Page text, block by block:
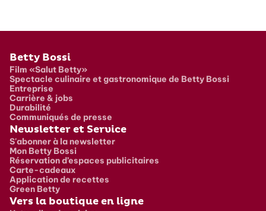
Pied de page
Betty Bossi
Film «Salut Betty»
Spectacle culinaire et gastronomique de Betty Bossi
Entreprise
Carrière & jobs
Durabilité
Communiqués de presse
Newsletter et Service
S'abonner à la newsletter
Mon Betty Bossi
Réservation d’espaces publicitaires
Carte-cadeaux
Application de recettes
Green Betty
Vers la boutique en ligne